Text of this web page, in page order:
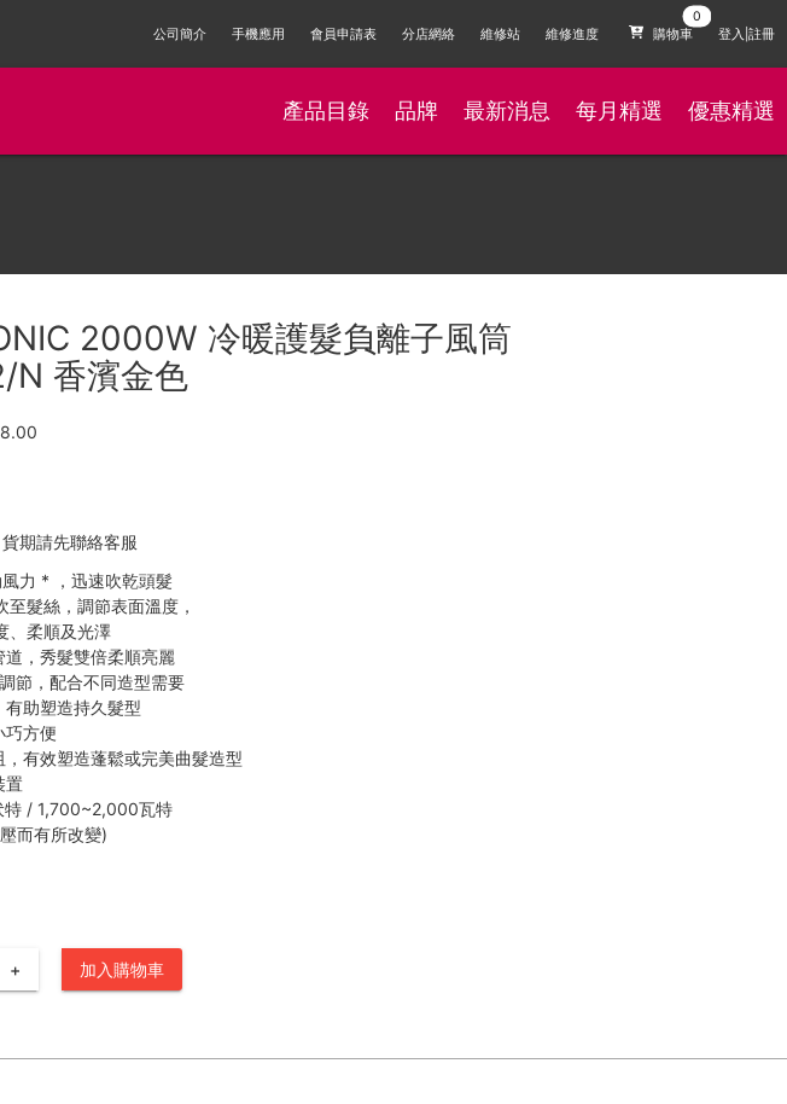
公司簡介 手機應用 會員申請表 分店網絡 維修站 維修進度 購物車 登入|註冊
產品目錄 品牌 最新消息 每月精選 優惠精選
2000W 冷暖護髮負離子風筒
N 香濱金色
期請先聯絡客服
力 * ，迅速吹乾頭髮
至髮絲，調節表面溫度，
、柔順及光澤
，秀髮雙倍柔順亮麗
節，配合不同造型需要
助塑造持久髮型
巧方便
有效塑造蓬鬆或完美曲髮造型
置
/ 1,700~2,000瓦特
而有所改變)
+ 加入購物車